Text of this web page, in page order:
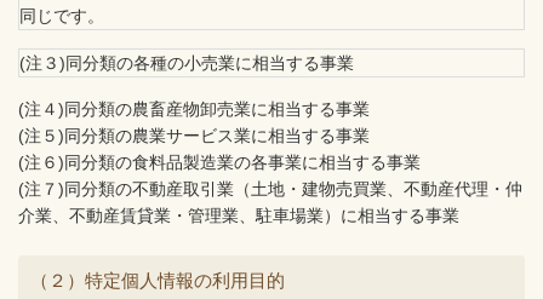
同じです。
(注３)同分類の各種の小売業に相当する事業
(注４)同分類の農畜産物卸売業に相当する事業
(注５)同分類の農業サービス業に相当する事業
(注６)同分類の食料品製造業の各事業に相当する事業
(注７)同分類の不動産取引業（土地・建物売買業、不動産代理・仲
介業、不動産賃貸業・管理業、駐車場業）に相当する事業
（２）特定個人情報の利用目的